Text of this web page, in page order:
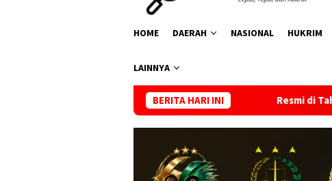
HOME DAERAH NASIONAL HUKRIM
LAINNYA
BERITA HARI INI
Resmi di Tahan, KPK Diminta Tidak